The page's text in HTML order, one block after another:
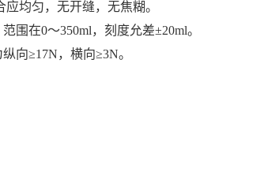
应均匀，无开缝，无焦糊。
围在0～350ml，刻度允差±20ml。
向≥17N，横向≥3N。